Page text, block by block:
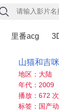
里番acg
山猫和吉咪
地区：大陆
年代：2009
播放：672 次
标签：国产